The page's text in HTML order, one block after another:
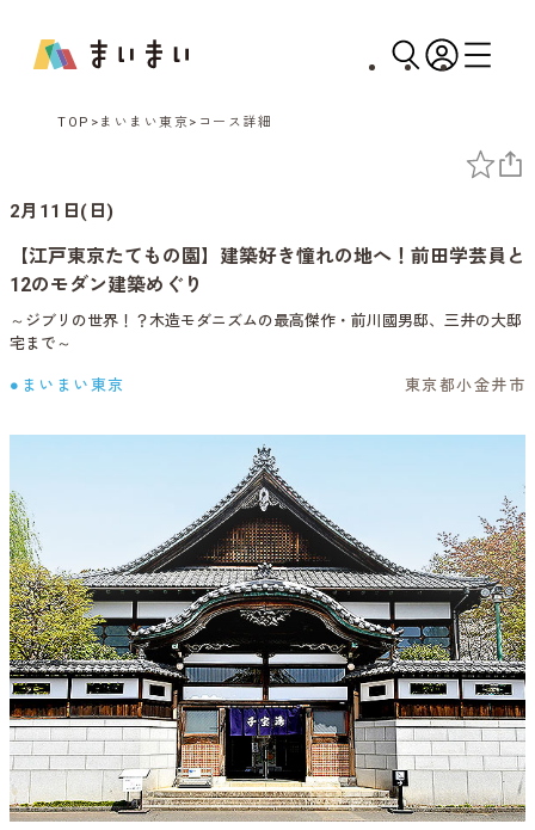
TOP まいまい東京 コース詳細
2月11日(日)
【江戸東京たてもの園】建築好き憧れの地へ！前田学芸員と
12のモダン建築めぐり
～ジブリの世界！？木造モダニズムの最高傑作・前川國男邸、三井の大邸
宅まで～
●まいまい東京 東京都小金井市